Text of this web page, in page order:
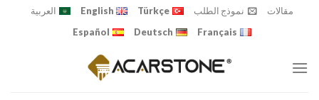
مقالات نموذج الطلب Türkçe
English
العربية
Français
Deutsch
Español